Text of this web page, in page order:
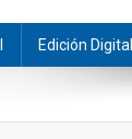
Edición Digital